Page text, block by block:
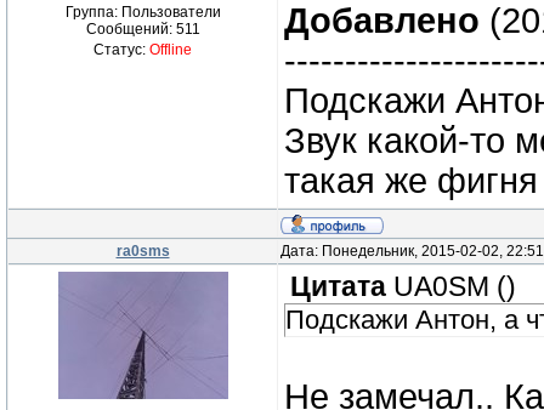
Группа: Пользователи
Сообщений: 511
Статус: Offline
Добавлено
Подскажи
Звук какой-то
такая же
ra0sms Дата: Понедельник, 2015-02-02,
Цитата UA0SM ()
Подскажи Антон, а
Не замечал..